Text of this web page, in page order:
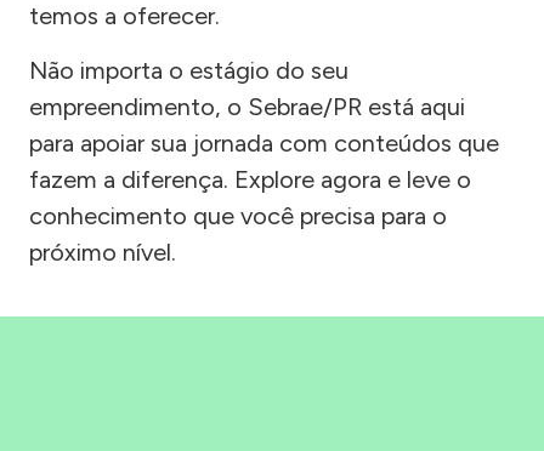
temos a oferecer.
Não importa o estágio do seu
empreendimento, o Sebrae/PR está aqui
para apoiar sua jornada com conteúdos que
fazem a diferença. Explore agora e leve o
conhecimento que você precisa para o
próximo nível.